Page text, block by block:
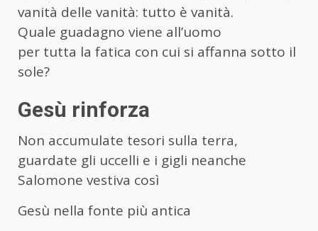
vanità delle vanità: tutto è vanità.
Quale guadagno viene all’uomo
per tutta la fatica con cui si affanna sotto il
sole?
Gesù rinforza
Non accumulate tesori sulla terra,
guardate gli uccelli e i gigli neanche
Salomone vestiva così
Gesù nella fonte più antica